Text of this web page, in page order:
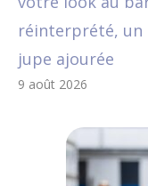
réinterprété, un
jupe ajourée
9 août 2026